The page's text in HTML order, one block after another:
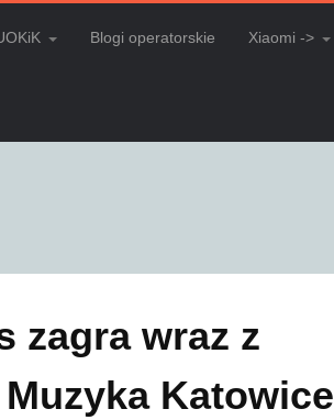
Blogi operatorskie Xiaomi ->
zagra wraz z
Katowice